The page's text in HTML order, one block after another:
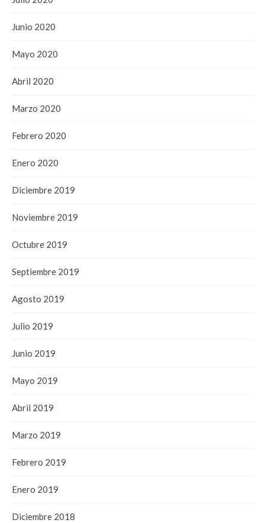
Junio 2020
Mayo 2020
Abril 2020
Marzo 2020
Febrero 2020
Enero 2020
Diciembre 2019
Noviembre 2019
Octubre 2019
Septiembre 2019
Agosto 2019
Julio 2019
Junio 2019
Mayo 2019
Abril 2019
Marzo 2019
Febrero 2019
Enero 2019
Diciembre 2018